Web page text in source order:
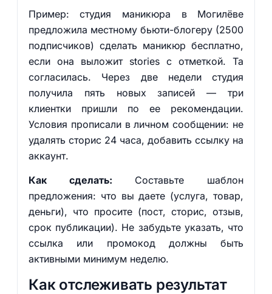
Пример: студия маникюра в Могилёве
предложила местному бьюти-блогеру (2500
подписчиков) сделать маникюр бесплатно,
если она выложит stories с отметкой. Та
согласилась. Через две недели студия
получила пять новых записей — три
клиентки пришли по ее рекомендации.
Условия прописали в личном сообщении: не
удалять сторис 24 часа, добавить ссылку на
аккаунт.
Как сделать: Составьте шаблон
предложения: что вы даете (услуга, товар,
деньги), что просите (пост, сторис, отзыв,
срок публикации). Не забудьте указать, что
ссылка или промокод должны быть
активными минимум неделю.
Как отслеживать результат